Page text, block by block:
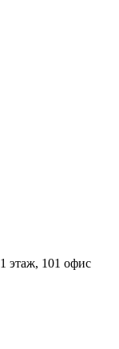
этаж, 101 офис